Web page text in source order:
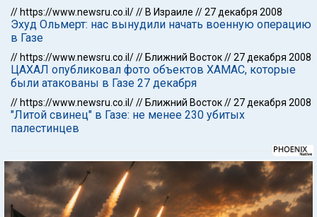
// https://www.newsru.co.il/// В Израиле //27 декабря 2008
Эхуд Ольмерт: нас вынудили начать военную операцию
в Газе
// https://www.newsru.co.il/// Ближний Восток//27 декабря 2008
ЦАХАЛ опубликовал фото объектов ХАМАС, которые
были атакованы в Газе 27 декабря
// https://www.newsru.co.il/// Ближний Восток//27 декабря 2008
"Литой свинец" в Газе: не менее 230 убитых
палестинцев